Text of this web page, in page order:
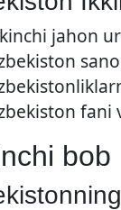
jahon
bob